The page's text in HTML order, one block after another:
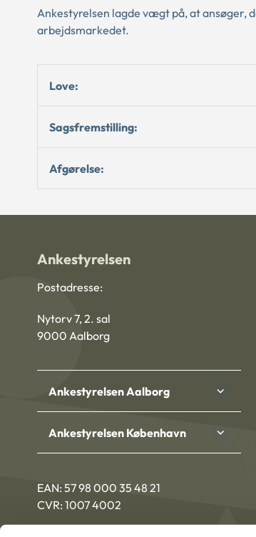
Ankestyrelsen lagde vægt på, at ansøger,
arbejdsmarkedet.
Love:
Sagsfremstilling:
Afgørelse:
Ankestyrelsen
Postadresse:
Nytorv 7, 2. sal
9000 Aalborg
Ankestyrelsen Aalborg
Ankestyrelsen København
EAN: 57 98 000 35 48 21
CVR: 1007 4002